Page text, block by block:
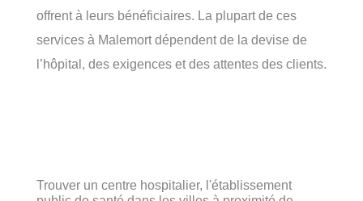
offrent à leurs bénéficiaires. La plupart de ces
services à Malemort dépendent de la devise de
l’hôpital, des exigences et des attentes des clients.
Trouver un centre hospitalier, l'établissement